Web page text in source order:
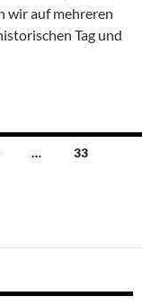
wir auf mehreren
Tag und
… 33